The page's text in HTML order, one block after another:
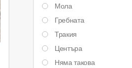
Мола
Гребната
Тракия
Центъра
Няма такова